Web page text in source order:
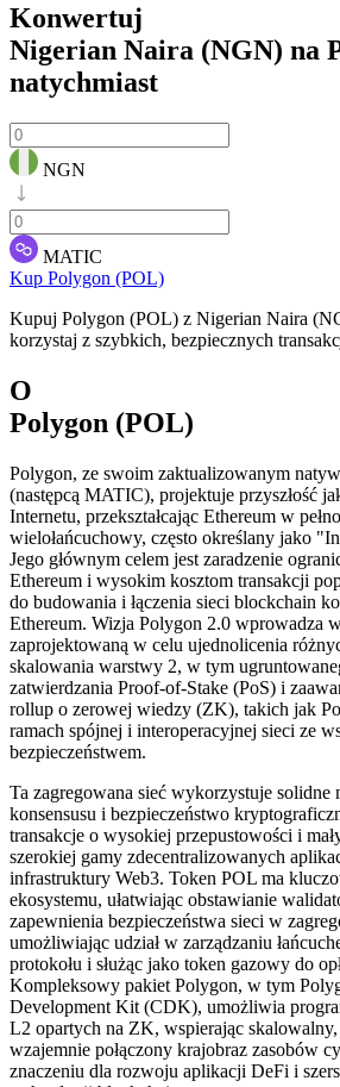
Konwertuj
Nigerian Naira (NGN) na
natychmiast
NGN
MATIC
Kup Polygon (POL)
Kupuj Polygon (POL) z Nigerian Naira
korzystaj z szybkich, bezpiecznych
O
Polygon (POL)
Polygon, ze swoim zaktualizowanym
(następcą MATIC), projektuje przyszłość
Internetu, przekształcając Ethereum w
wielołańcuchowy, często określany jako
Jego głównym celem jest zaradzenie
Ethereum i wysokim kosztom transakcji
do budowania i łączenia sieci blockchain
Ethereum. Wizja Polygon 2.0 wprowadza
zaprojektowaną w celu ujednolicenia
skalowania warstwy 2, w tym
zatwierdzania Proof-of-Stake (PoS) i
rollup o zerowej wiedzy (ZK), takich jak
ramach spójnej i interoperacyjnej sieci ze
bezpieczeństwem.
Ta zagregowana sieć wykorzystuje solidne
konsensusu i bezpieczeństwo
transakcje o wysokiej przepustowości i
szerokiej gamy zdecentralizowanych
infrastruktury Web3. Token POL ma
ekosystemu, ułatwiając obstawianie
zapewnienia bezpieczeństwa sieci w
umożliwiając udział w zarządzaniu
protokołu i służąc jako token gazowy do
Kompleksowy pakiet Polygon, w tym
Development Kit (CDK), umożliwia
L2 opartych na ZK, wspierając
wzajemnie połączony krajobraz zasobów
znaczeniu dla rozwoju aplikacji DeFi i